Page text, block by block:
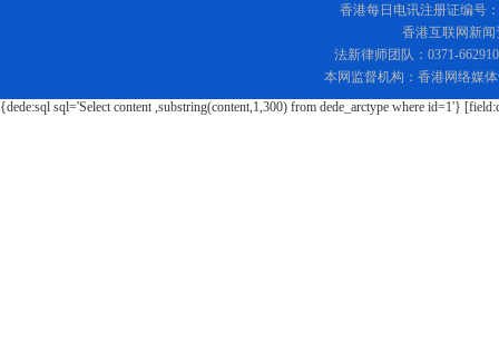
香港每日电讯注册证编号
香港互联网新闻
法新律师团队：0371-
本网监督机构：香港网络媒
{dede:sql sql='Select content ,substring(content,1,300) from dede_arctype where id=1'}